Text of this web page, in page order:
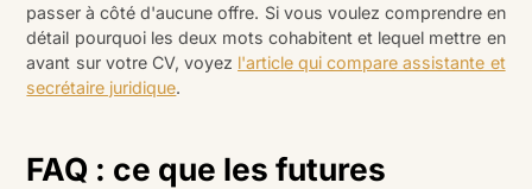
passer à côté d'aucune offre. Si vous voulez comprendre en
détail pourquoi les deux mots cohabitent et lequel mettre en
avant sur votre CV, voyez l'article qui compare assistante et
secrétaire juridique.
FAQ : ce que les futures